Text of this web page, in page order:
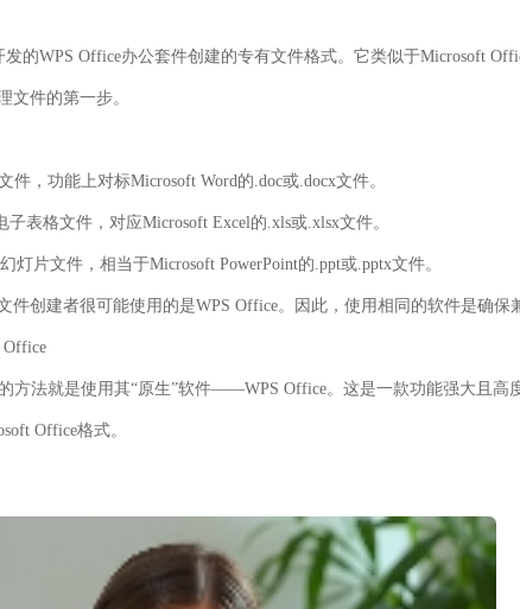
的WPS Office办公套件创建的专有文件格式。它类似于Microsoft
文件的第一步。
，功能上对标Microsoft Word的.doc或.docx文件。
子表格文件，对应Microsoft Excel的.xls或.xlsx文件。
灯片文件，相当于Microsoft PowerPoint的.ppt或.pptx文件。
件创建者很可能使用的是WPS Office。因此，使用相同的软件是确保
Office
方法就是使用其“原生”软件——WPS Office。这是一款功能强大且高
Office格式。